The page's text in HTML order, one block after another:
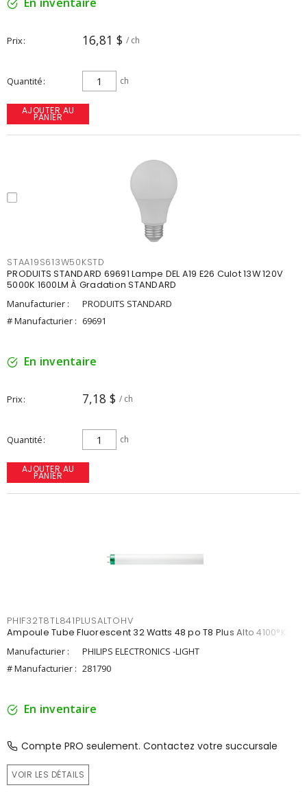
Prix 16,81 $ / ch
Quantité ch
AJOUTER AU
PANIER
STAA19S613W50KSTD
PRODUITS STANDARD 69691 Lampe DEL A19 E26 Culot 13W 120V
5000K 1600LM À Gradation STANDARD
Manufacturier :
PRODUITS STANDARD
# Manufacturier : 69691
En inventaire
Prix 7,18 $ / ch
Quantité ch
AJOUTER AU
PANIER
PHIF32T8TL841PLUSALTOHV
Ampoule Tube Fluorescent 32 Watts 48 po T8 Plus Alto 4100°K
Manufacturier :
PHILIPS ELECTRONICS -LIGHT
# Manufacturier : 281790
En inventaire
Compte PRO seulement. Contactez votre succursale
VOIR LES DÉTAILS